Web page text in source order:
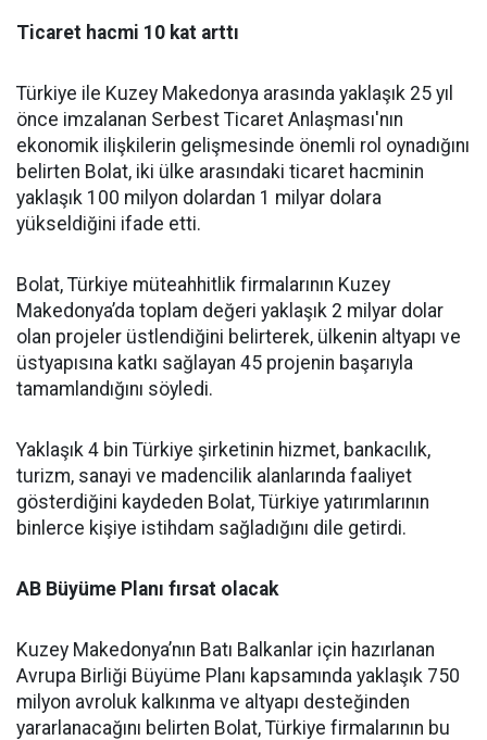
Ticaret hacmi 10 kat arttı
Türkiye ile Kuzey Makedonya arasında yaklaşık 25 yıl
önce imzalanan Serbest Ticaret Anlaşması'nın
ekonomik ilişkilerin gelişmesinde önemli rol oynadığını
belirten Bolat, iki ülke arasındaki ticaret hacminin
yaklaşık 100 milyon dolardan 1 milyar dolara
yükseldiğini ifade etti.
Bolat, Türkiye müteahhitlik firmalarının Kuzey
Makedonya’da toplam değeri yaklaşık 2 milyar dolar
olan projeler üstlendiğini belirterek, ülkenin altyapı ve
üstyapısına katkı sağlayan 45 projenin başarıyla
tamamlandığını söyledi.
Yaklaşık 4 bin Türkiye şirketinin hizmet, bankacılık,
turizm, sanayi ve madencilik alanlarında faaliyet
gösterdiğini kaydeden Bolat, Türkiye yatırımlarının
binlerce kişiye istihdam sağladığını dile getirdi.
AB Büyüme Planı fırsat olacak
Kuzey Makedonya’nın Batı Balkanlar için hazırlanan
Avrupa Birliği Büyüme Planı kapsamında yaklaşık 750
milyon avroluk kalkınma ve altyapı desteğinden
yararlanacağını belirten Bolat, Türkiye firmalarının bu